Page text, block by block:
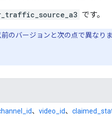
です。
のバージョンと次の点で異なりま
、 video_id、